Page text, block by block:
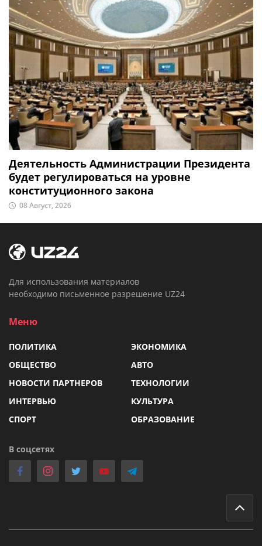
Деятельность Администрации Президента
будет регулироваться на уровне
конституционного закона
08 Август, 2026
Для использования материалов
необходимо письменное разрешение UZ24
Меню
ПОЛИТИКА
ЭКОНОМИКА
ОБЩЕСТВО
АВТО
НОВОСТИ ПАРТНЕРОВ
ТЕХНОЛОГИИ
ИНТЕРВЬЮ
КУЛЬТУРА
СПОРТ
ОБРАЗОВАНИЕ
В соцсетях